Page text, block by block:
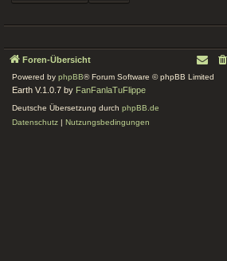
Foren-Übersicht
Powered by phpBB® Forum Software © phpBB Limited
Earth V.1.0.7 by FanFanlaTuFlippe
Deutsche Übersetzung durch phpBB.de
Datenschutz | Nutzungsbedingungen